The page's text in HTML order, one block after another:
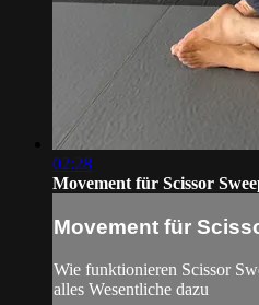
02:28
Movement für Scissor
Movement für
Wie funktionieren Scissor
alles Wesentliche dazu